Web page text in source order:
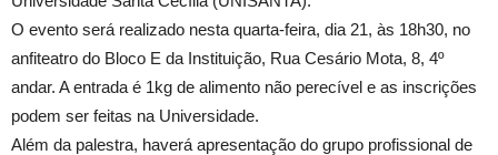
O evento será realizado nesta quarta-feira, dia 21, às 18h30, no
anfiteatro do Bloco E da Instituição, Rua Cesário Mota, 8, 4º
andar. A entrada é 1kg de alimento não perecível e as inscrições
podem ser feitas na Universidade.
Além da palestra, haverá apresentação do grupo profissional de